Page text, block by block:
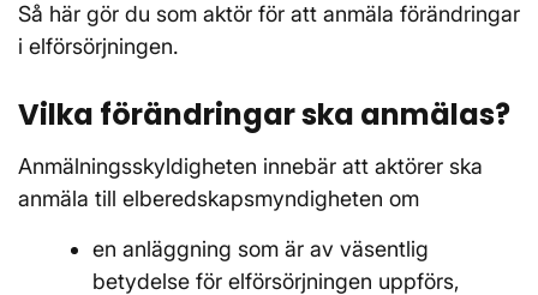
Så här gör du som aktör för att anmäla förändringar
i elförsörjningen.
Vilka förändringar ska anmälas?
Anmälningsskyldigheten innebär att aktörer ska
anmäla till elberedskapsmyndigheten om
en anläggning som är av väsentlig
betydelse för elförsörjningen uppförs,